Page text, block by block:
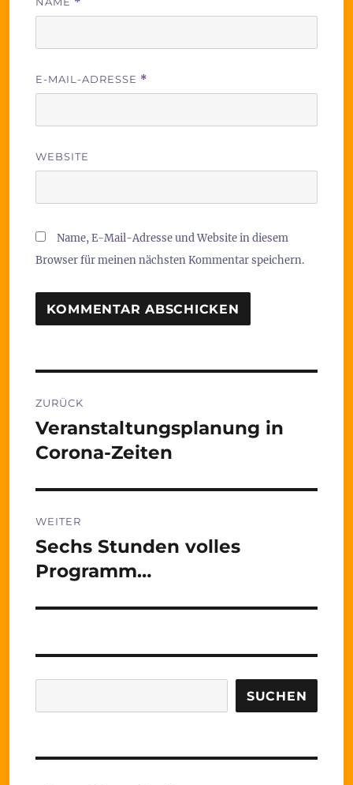
E-MAIL-ADRESSE *
WEBSITE
Name, E-Mail-Adresse und Website in diesem
Browser für meinen nächsten Kommentar speichern.
ZURÜCK
Vorheriger
Beitrag:
Veranstaltungsplanung in
Corona-Zeiten
WEITER
Nächster
Beitrag:
Sechs Stunden volles
Programm…
SUCHEN